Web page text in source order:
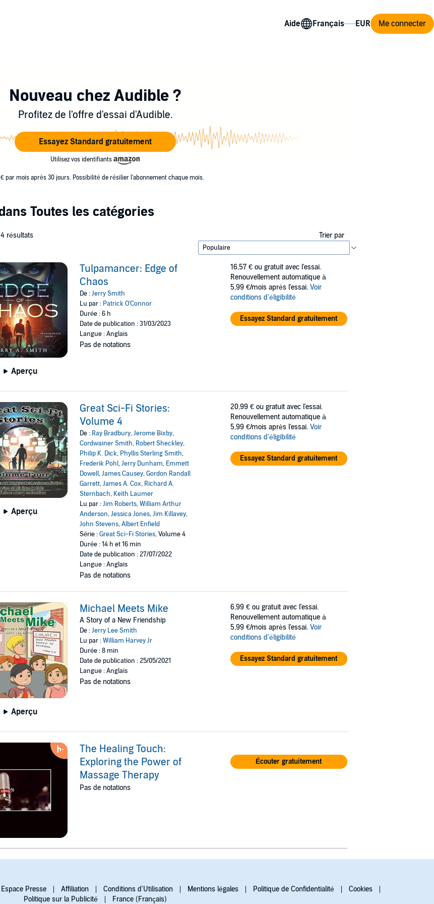
Aide Me connecter
Nouveau chez Audible ?
Profitez de l'offre d'essai d'Audible.
Essayez Standard gratuitement
Utilisez vos identifiants
par mois après 30 jours. Possibilité de résilier l'abonnement chaque mois.
Toutes les catégories
résultats Trier par
Aperçu
Tulpamancer: Edge of
Chaos
De :Jerry Smith
Lu par : Patrick O'Connor
Durée : 6 h
Date de publication : 31/03/2023
Langue : Anglais
Pas de notations
16,57 € ou gratuit avec l'essai.
Renouvellement automatique à
5,99 €/mois après l'essai. Voir
conditions d'éligibilité
Essayez Standard gratuitement
Aperçu
Great Sci-Fi Stories:
Volume 4
De : Ray Bradbury,Jerome Bixby,
Cordwainer Smith, Robert Sheckley,
Philip K. Dick, Phyllis Sterling Smith,
Frederik Pohl,Jerry Dunham, Emmett
Dowell,James Causey,Gordon Randall
Garrett,James A. Cox, Richard A.
Sternbach, Keith Laumer
Lu par :Jim Roberts,William Arthur
Anderson,Jessica Jones,Jim Killavey,
John Stevens,Albert Enfield
Série :Great Sci-Fi Stories, Volume 4
Durée : 14 h et 16 min
Date de publication : 27/07/2022
Langue : Anglais
Pas de notations
20,99 € ou gratuit avec l'essai.
Renouvellement automatique à
5,99 €/mois après l'essai. Voir
conditions d'éligibilité
Essayez Standard gratuitement
Aperçu
Michael Meets Mike
A Story of a New Friendship
De :Jerry Lee Smith
Lu par :William Harvey Jr
Durée : 8 min
Date de publication : 25/05/2021
Langue : Anglais
Pas de notations
6,99 € ou gratuit avec l'essai.
Renouvellement automatique à
5,99 €/mois après l'essai. Voir
conditions d'éligibilité
Essayez Standard gratuitement
The Healing Touch:
Exploring the Power of
Massage Therapy
Pas de notations
Écouter gratuitement
Espace Presse Affiliation Conditions d'Utilisation Mentions légales Politique de Confidentialité
Cookies
Politique sur la Publicité
France (Français)